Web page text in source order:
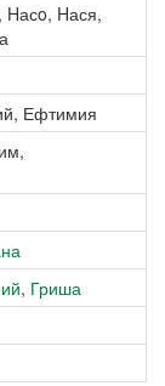
Hасo, Hася,
Ефтимия
, Гриша